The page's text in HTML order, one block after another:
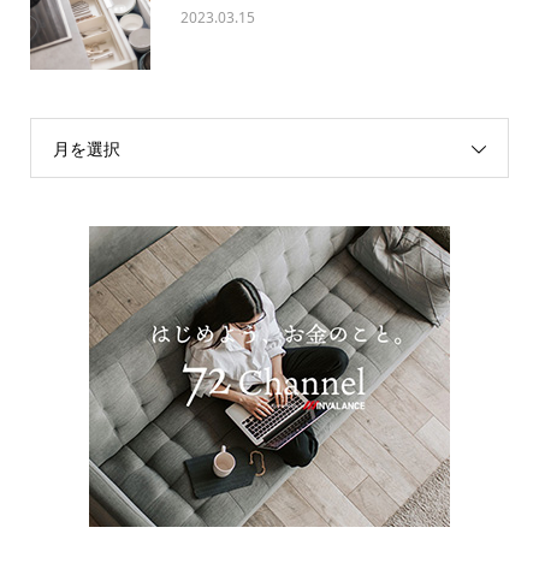
2023.03.15
月を選択